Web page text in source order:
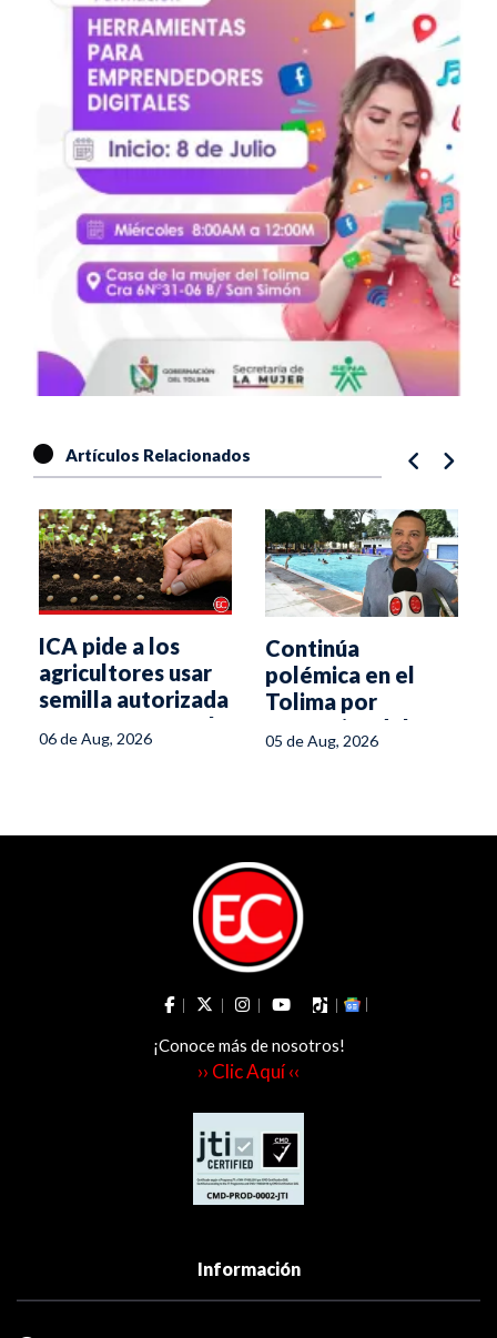
Artículos Relacionados
ICA pide a los
agricultores usar
semilla autorizada
para enfrentar el
fenómeno de El
06 de Aug, 2026
Continúa
polémica en el
Tolima por
normativa del
Ministerio de
05 de Aug, 2026
¡Conoce más de nosotros!
›› Clic Aquí ‹‹
Información